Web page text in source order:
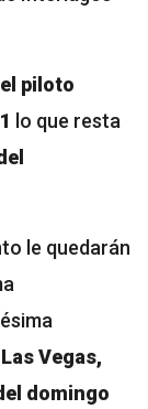
l piloto
lo que resta
le quedarán
Vegas,
domingo